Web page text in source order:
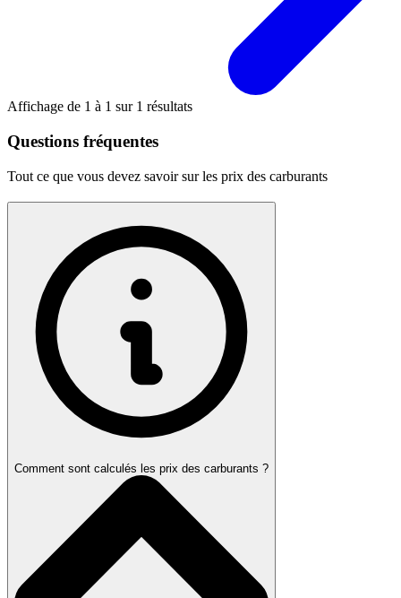
Affichage de 1 à 1 sur 1 résultats
Questions fréquentes
Tout ce que vous devez savoir sur les prix des carburants
Comment sont calculés les prix des carburants ?